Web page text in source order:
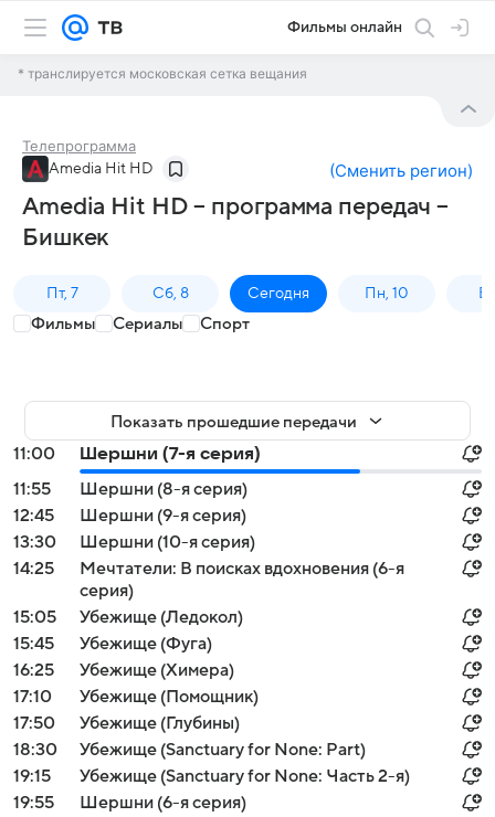
Фильмы онлайн
* транслируется московская сетка вещания
Телепрограмма
Amedia Hit HD (Сменить регион)
Amedia Hit HD – программа передач –
Бишкек
Пт, 7 Сб, 8 Сегодня Пн, 10
Фильмы Сериалы Спорт
Показать прошедшие передачи
11:00
Шершни (7-я серия)
11:55
Шершни (8-я серия)
12:45
Шершни (9-я серия)
13:30
Шершни (10-я серия)
14:25
Мечтатели: В поисках вдохновения (6-я
серия)
15:05
Убежище (Ледокол)
15:45
Убежище (Фуга)
16:25
Убежище (Химера)
17:10
Убежище (Помощник)
17:50
Убежище (Глубины)
18:30
Убежище (Sanctuary for None: Part)
19:15
Убежище (Sanctuary for None: Часть 2-я)
19:55
Шершни (6-я серия)